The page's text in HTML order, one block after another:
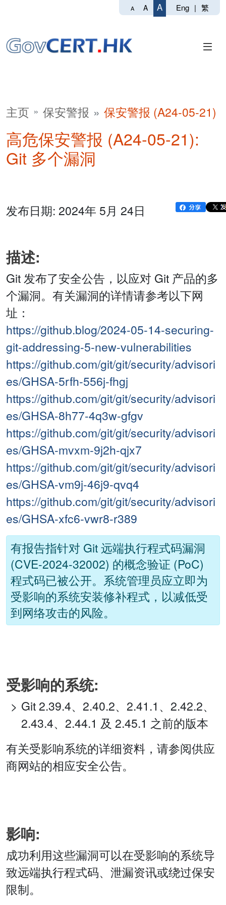
A A A Eng | 繁
主页 保安警报 保安警报 (A24-05-21)
高危保安警报 (A24-05-21):
Git 多个漏洞
发布日期: 2024年 5月 24日
描述:
Git 发布了安全公告，以应对 Git 产品的多
个漏洞。有关漏洞的详情请参考以下网
址：
https://github.blog/2024-05-14-securing-
git-addressing-5-new-vulnerabilities
https://github.com/git/git/security/advisori
es/GHSA-5rfh-556j-fhgj
https://github.com/git/git/security/advisori
es/GHSA-8h77-4q3w-gfgv
https://github.com/git/git/security/advisori
es/GHSA-mvxm-9j2h-qjx7
https://github.com/git/git/security/advisori
es/GHSA-vm9j-46j9-qvq4
https://github.com/git/git/security/advisori
es/GHSA-xfc6-vwr8-r389
有报告指针对 Git 远端执行程式码漏洞
(CVE-2024-32002) 的概念验证 (PoC)
程式码已被公开。系统管理员应立即为
受影响的系统安装修补程式，以减低受
到网络攻击的风险。
受影响的系统:
Git 2.39.4、2.40.2、2.41.1、2.42.2、
2.43.4、2.44.1 及 2.45.1 之前的版本
有关受影响系统的详细资料，请参阅供应
商网站的相应安全公告。
影响:
成功利用这些漏洞可以在受影响的系统导
致远端执行程式码、泄漏资讯或绕过保安
限制。